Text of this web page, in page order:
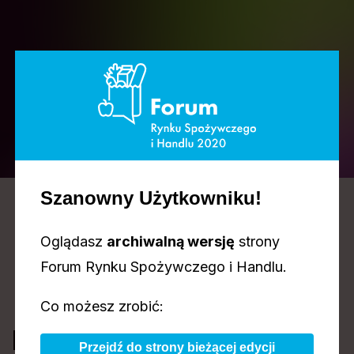
AGENDA
DZIEŃ 1 DZIEŃ 2
Nowy wymiar handlu,
Szanowny Użytkowniku!
Oglądasz archiwalną wersję strony
Forum Rynku Spożywczego i Handlu.
Co możesz zrobić:
Przejdź do strony bieżącej edycji